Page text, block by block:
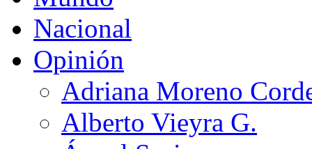
Nacional
Opinión
Adriana Moreno
Alberto Vieyra G.